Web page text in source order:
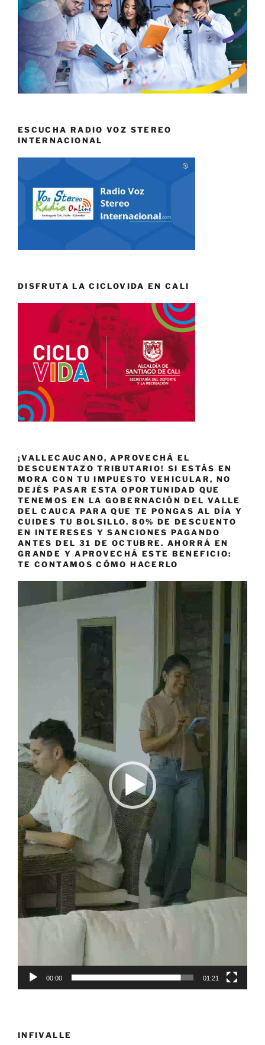
ESCUCHA RADIO VOZ STEREO
INTERNACIONAL
DISFRUTA LA CICLOVIDA EN CALI
¡VALLECAUCANO, APROVECHÁ EL
DESCUENTAZO TRIBUTARIO! SI ESTÁS EN
MORA CON TU IMPUESTO VEHICULAR, NO
DEJÉS PASAR ESTA OPORTUNIDAD QUE
TENEMOS EN LA GOBERNACIÓN DEL VALLE
DEL CAUCA PARA QUE TE PONGAS AL DÍA Y
CUIDES TU BOLSILLO. 80% DE DESCUENTO
EN INTERESES Y SANCIONES PAGANDO
ANTES DEL 31 DE OCTUBRE. AHORRÁ EN
GRANDE Y APROVECHÁ ESTE BENEFICIO:
TE CONTAMOS CÓMO HACERLO
00:00 01:21
INFIVALLE